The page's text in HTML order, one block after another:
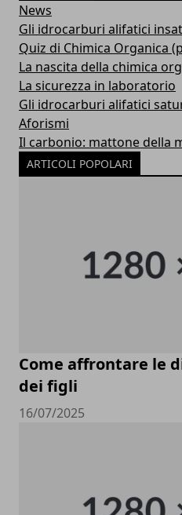
News
Gli idrocarburi alifatici
Quiz di Chimica Organica
La nascita della chimica
La sicurezza in laboratorio
Gli idrocarburi alifatici
Aforismi
Il carbonio: mattone della
ARTICOLI POPOLARI
Come affrontare le
dei figli
16/07/2025